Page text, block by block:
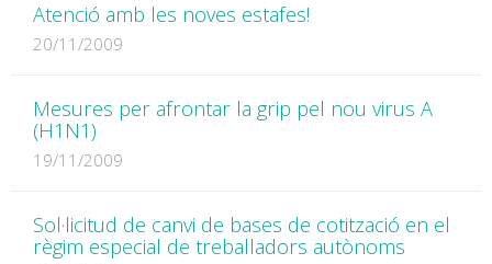
Atenció amb les noves estafes!
20/11/2009
Mesures per afrontar la grip pel nou virus A
(H1N1)
19/11/2009
Sol·licitud de canvi de bases de cotització en el
règim especial de treballadors autònoms